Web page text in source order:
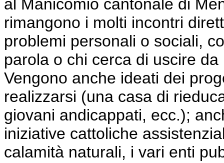
al Manicomio cantonale di
rimangono i molti incontri
problemi personali o sociali,
parola o chi cerca di uscire da
Vengono anche ideati dei
realizzarsi (una casa di
giovani andicappati, ecc.);
iniziative cattoliche
calamità naturali, i vari enti